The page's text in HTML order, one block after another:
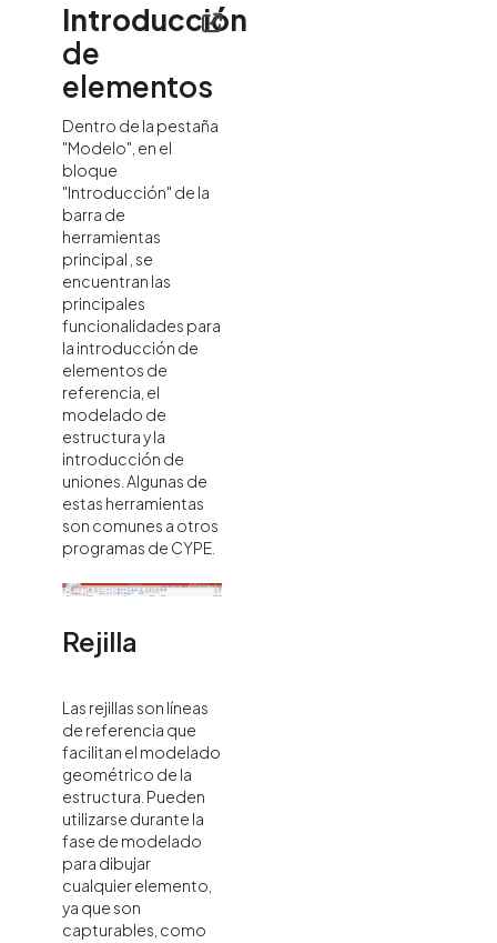
Introducción
de
elementos
Dentro de la pestaña
"Modelo", en el
bloque
"Introducción" de la
barra de
herramientas
principal , se
encuentran las
principales
funcionalidades para
la introducción de
elementos de
referencia, el
modelado de
estructura y la
introducción de
uniones. Algunas de
estas herramientas
son comunes a otros
programas de CYPE.
Rejilla
Las rejillas son líneas
de referencia que
facilitan el modelado
geométrico de la
estructura. Pueden
utilizarse durante la
fase de modelado
para dibujar
cualquier elemento,
ya que son
capturables, como